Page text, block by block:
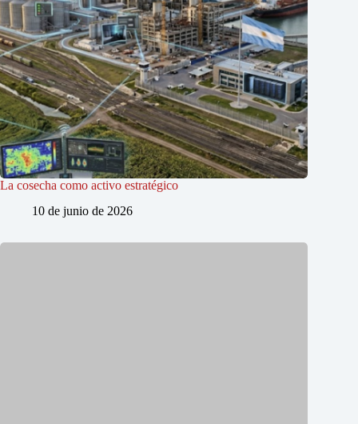
La cosecha como activo estratégico
10 de junio de 2026